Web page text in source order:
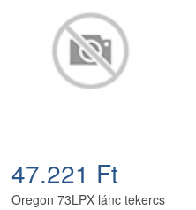
47.221 Ft
Oregon 73LPX lánc tekercs